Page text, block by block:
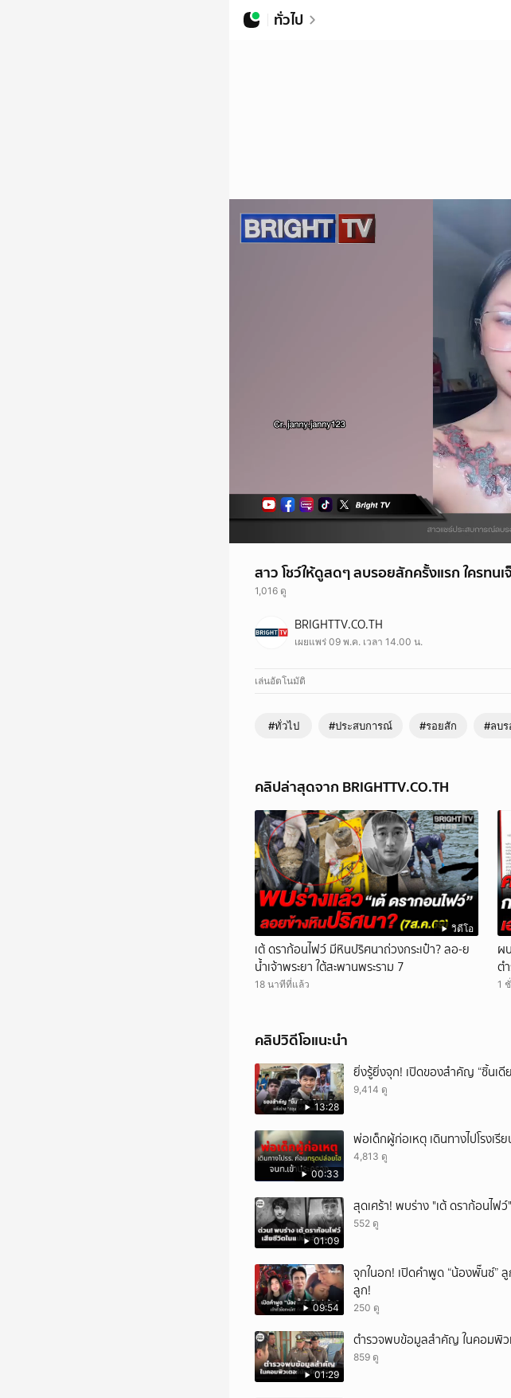
ทั่วไป
สาว โชว์ให้ดูสดๆ ลบรอยสักครั้งแรก ใครทนเ
1,016 ดู
BRIGHTTV.CO.TH
เผยแพร่ 09 พ.ค. เวลา 14.00 น.
เล่นอัตโนมัติ
#ทั่วไป #ประสบการณ์ #รอยสัก #ลบร
คลิปล่าสุดจาก BRIGHTTV.CO.TH
วิดีโอ
เต้ ดราก้อนไฟว์ มีหินปริศนาถ่วงกระเป๋า? ลอ-ย
น้ำเจ้าพระยา ใต้สะพานพระราม 7
18 นาทีที่แล้ว
ผ
ต
เ
1
คลิปวิดีโอแนะนำ
13:28
ยิ่งรู้ยิ่งจุก! เปิดของสำคัญ “ชิ้นเดี
9,414 ดู
00:33
พ่อเด็กผู้ก่อเหตุ เดินทางไปโรงเ
4,813 ดู
01:09
สุดเศร้า! พบร่าง "เต้ ดราก้อนไฟว์
552 ดู
09:54
จุกในอก! เปิดคำพูด “น้องพั๊นซ์”
ลูก!
250 ดู
01:29
ตำรวจพบข้อมูลสำคัญ ในคอมพิว
859 ดู